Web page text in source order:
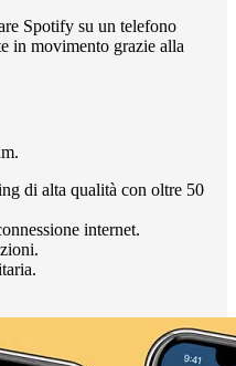
Spotify su un telefono
in movimento grazie alla
di alta qualità con oltre 50
internet.